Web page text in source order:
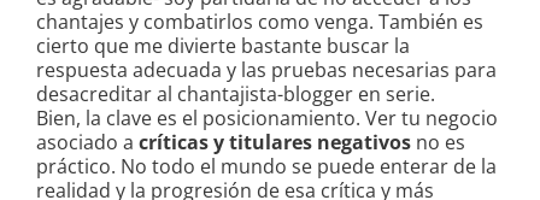
chantajes y combatirlos como venga. También es
cierto que me divierte bastante buscar la
respuesta adecuada y las pruebas necesarias para
desacreditar al chantajista-blogger en serie.
Bien, la clave es el posicionamiento. Ver tu negocio
asociado a críticas y titulares negativos no es
práctico. No todo el mundo se puede enterar de la
realidad y la progresión de esa crítica y más